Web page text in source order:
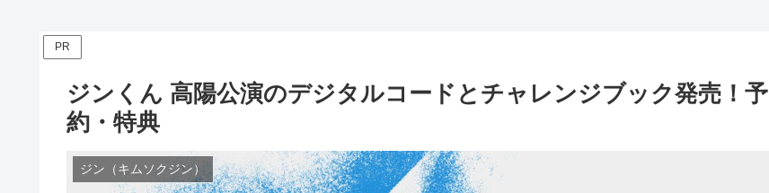
PR
ジンくん 高陽公演のデジタルコードとチャレンジブック発売！予
約・特典
ジン（キムソクジン）